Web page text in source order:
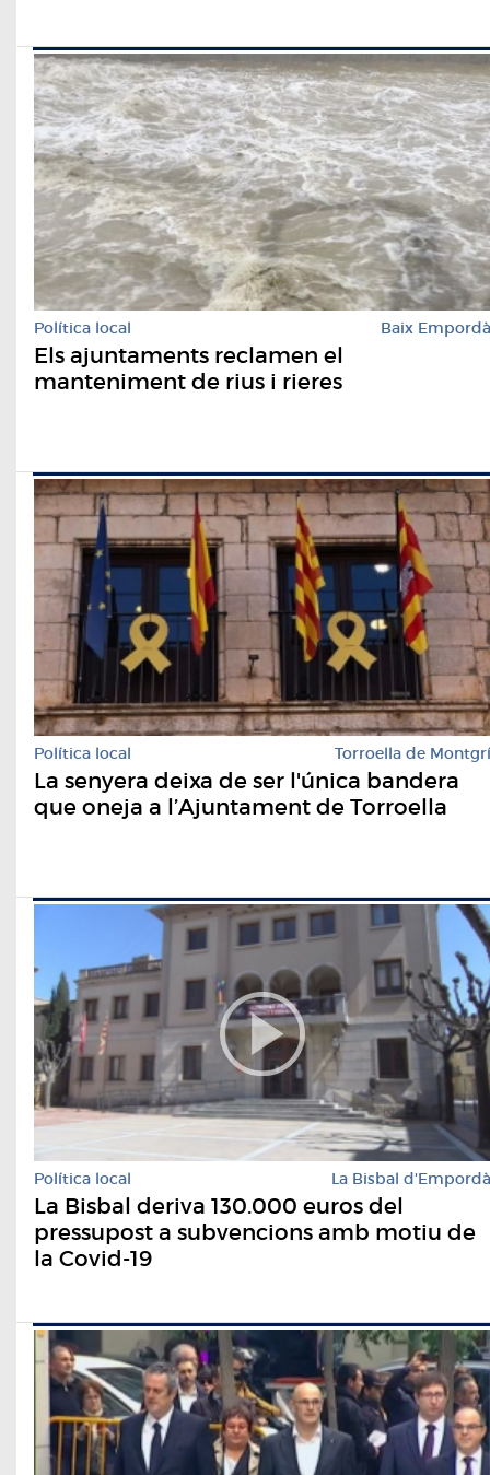
Política local Baix Empordà
Els ajuntaments reclamen el
manteniment de rius i rieres
Política local Torroella de Montgrí
La senyera deixa de ser l'única bandera
que oneja a l’Ajuntament de Torroella
Política local La Bisbal d'Empordà
La Bisbal deriva 130.000 euros del
pressupost a subvencions amb motiu de
la Covid-19